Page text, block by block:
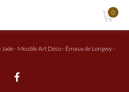
0
Jade - Meuble Art Déco - Émaux de Longwy -